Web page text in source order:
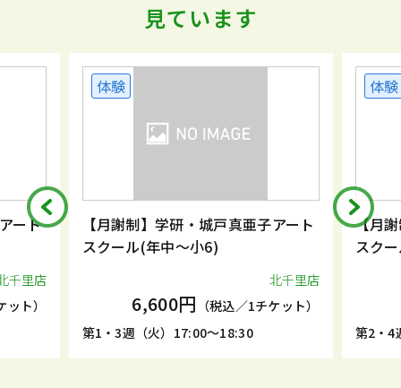
見ています
ート
千里店
ト）
体験
【月謝制】学研・城戸真亜子アート
スクール(年中～小6)
北千里店
6,600円 （税込／1チケット）
第1・3週（火）17:00～18:30
体験
【月
スク
第2・4